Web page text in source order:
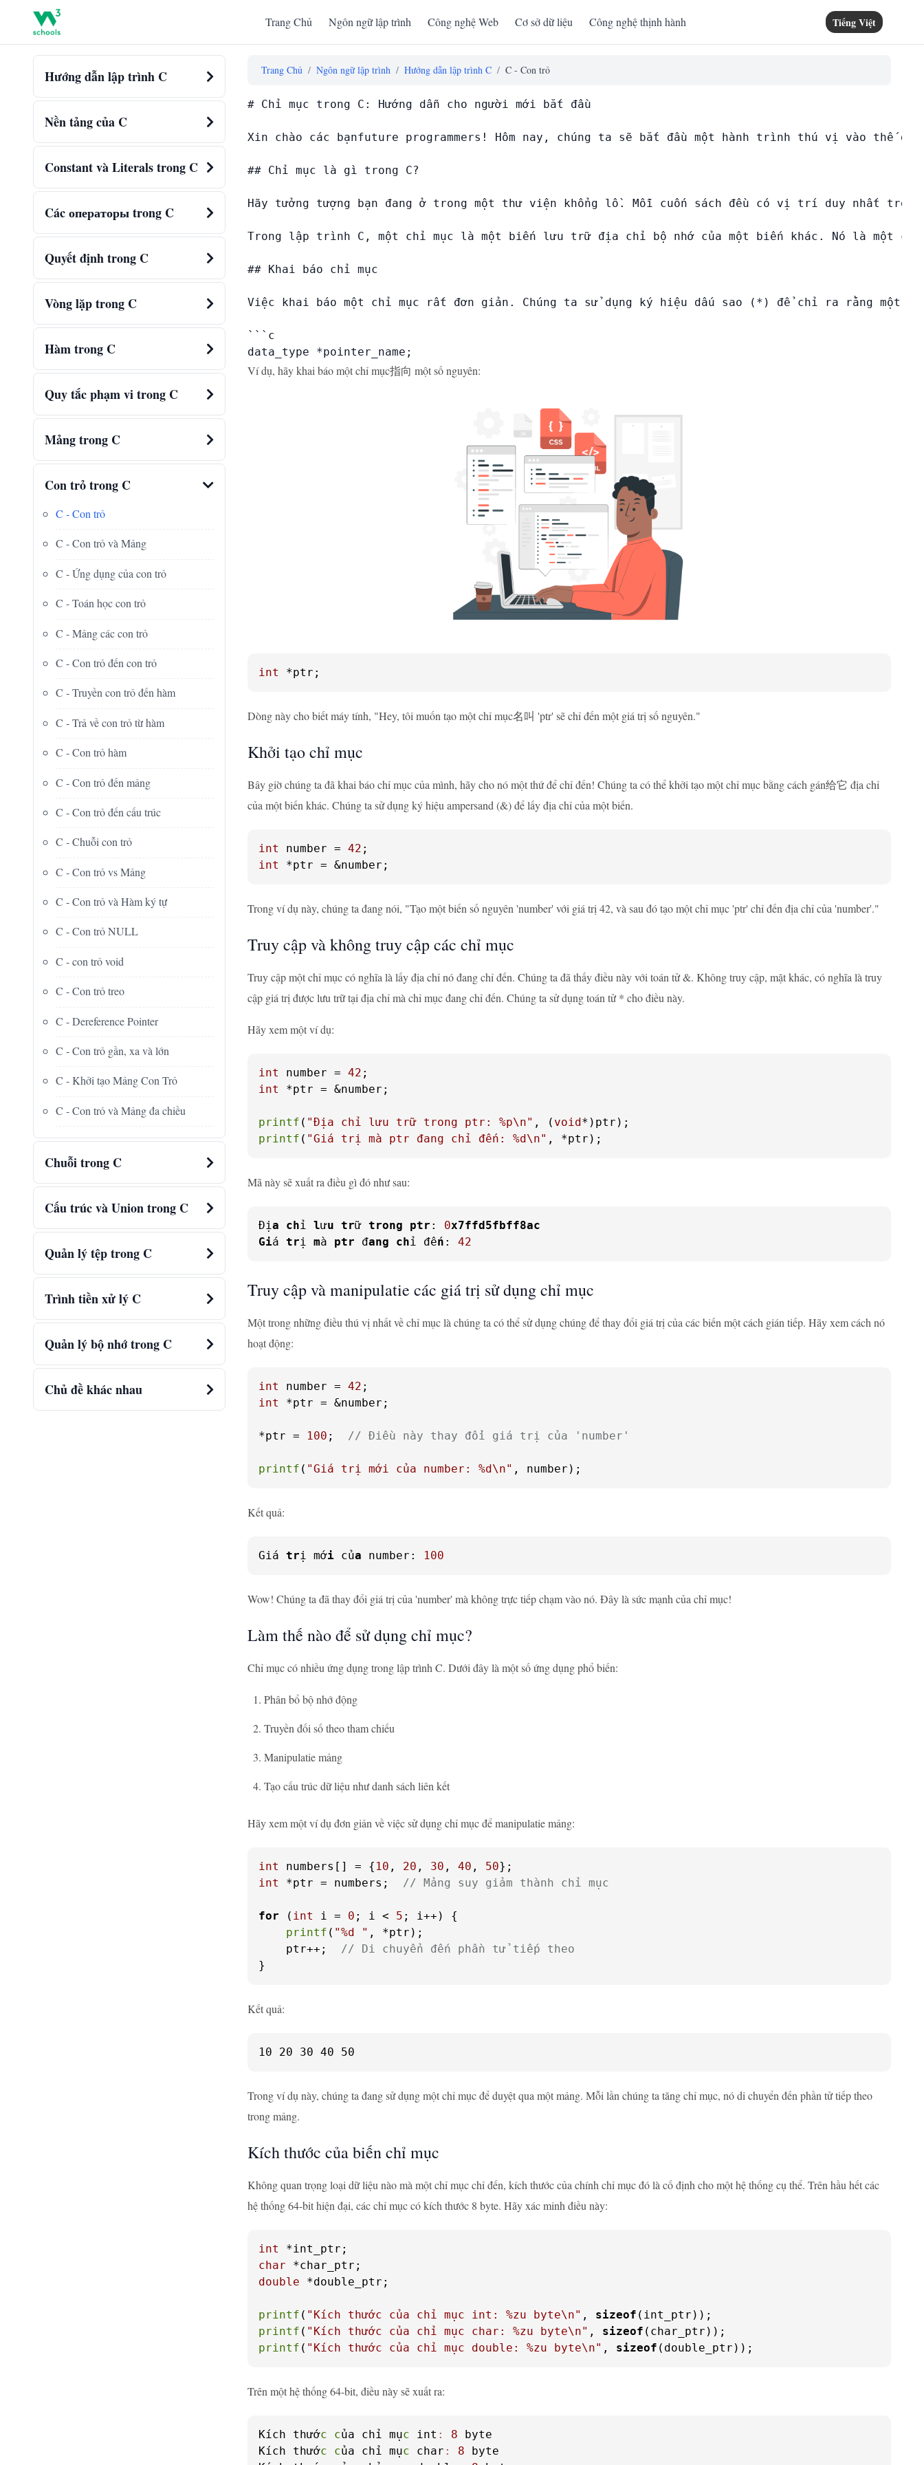
Trang Chủ Ngôn ngữ lập trình Công nghệ Web Cơ sở dữ liệu Công nghệ thịnh hành Tiếng Việt
Hướng dẫn lập trình C
Nền tảng của C
Constant và Literals trong C
Các операторы trong C
Quyết định trong C
Vòng lặp trong C
Hàm trong C
Quy tắc phạm vi trong C
Mảng trong C
Con trỏ trong C
C - Con trỏ
C - Con trỏ và Mảng
C - Ứng dụng của con trỏ
C - Toán học con trỏ
C - Mảng các con trỏ
C - Con trỏ đến con trỏ
C - Truyền con trỏ đến hàm
C - Trả về con trỏ từ hàm
C - Con trỏ hàm
C - Con trỏ đến mảng
C - Con trỏ đến cấu trúc
C - Chuỗi con trỏ
C - Con trỏ vs Mảng
C - Con trỏ và Hàm ký tự
C - Con trỏ NULL
C - con trỏ void
C - Con trỏ treo
C - Dereference Pointer
C - Con trỏ gần, xa và lớn
C - Khởi tạo Mảng Con Trỏ
C - Con trỏ và Mảng đa chiều
Chuỗi trong C
Cấu trúc và Union trong C
Quản lý tệp trong C
Trình tiền xử lý C
Quản lý bộ nhớ trong C
Chủ đề khác nhau
Trang Chủ / Ngôn ngữ lập trình / Hướng dẫn lập trình C / C - Con trỏ
# Chỉ mục trong C: Hướng dẫn cho người mới bắt đầu
Xin chào các bạnfuture programmers! Hôm nay, chúng ta sẽ bắt đầu một hành trình thú vị vào thế
## Chỉ mục là gì trong C?
Hãy tưởng tượng bạn đang ở trong một thư viện khổng lồ. Mỗi cuốn sách đều có vị trí duy nhất
Trong lập trình C, một chỉ mục là một biến lưu trữ địa chỉ bộ nhớ của một biến khác. Nó là một
## Khai báo chỉ mục
Việc khai báo một chỉ mục rất đơn giản. Chúng ta sử dụng ký hiệu dấu sao (*) để chỉ ra rằng một
```c
data_type *pointer_name;
Ví dụ, hãy khai báo một chỉ mục指向 một số nguyên:
int *ptr;
Dòng này cho biết máy tính, "Hey, tôi muốn tạo một chỉ mục名叫 'ptr' sẽ chỉ đến một giá trị số nguyên."
Khởi tạo chỉ mục
Bây giờ chúng ta đã khai báo chỉ mục của mình, hãy cho nó một thứ để chỉ đến! Chúng ta có thể khởi tạo một chỉ mục bằng cách gán给它 địa chỉ
của một biến khác. Chúng ta sử dụng ký hiệu ampersand (&) để lấy địa chỉ của một biến.
int number = 42
int
*ptr = &number;
Trong ví dụ này, chúng ta đang nói, "Tạo một biến số nguyên 'number' với giá trị 42, và sau đó tạo một chỉ mục 'ptr' chỉ đến địa chỉ của 'number'."
Truy cập và không truy cập các chỉ mục
Truy cập một chỉ mục có nghĩa là lấy địa chỉ nó đang chỉ đến. Chúng ta đã thấy điều này với toán tử &. Không truy cập, mặt khác, có nghĩa là truy
cập giá trị được lưu trữ tại địa chỉ mà chỉ mục đang chỉ đến. Chúng ta sử dụng toán tử * cho điều này.
Hãy xem một ví dụ:
int number = 42
int
*ptr = &number;
printf ( "Địa chỉ lưu trữ trong ptr: %p\n" , ( void
printf ( "Giá trị mà ptr đang chỉ đến: %d\n" , *ptr);
Mã này sẽ xuất ra điều gì đó như sau:
Địa chỉ lưu trữ trong ptr : 0x7ffd5fbff8ac
Giá trị mà ptr đang chỉ đến : 42
Truy cập và manipulatie các giá trị sử dụng chỉ mục
Một trong những điều thú vị nhất về chỉ mục là chúng ta có thể sử dụng chúng để thay đổi giá trị của các biến một cách gián tiếp. Hãy xem cách nó
hoạt động:
int number = 42
int
*ptr = &number;
*ptr = 100 ; // Điều này thay đổi giá trị của 'number'
printf ( "Giá trị mới của number: %d\n" , number);
Kết quả:
Giá trị mới của number: 100
Wow! Chúng ta đã thay đổi giá trị của 'number' mà không trực tiếp chạm vào nó. Đây là sức mạnh của chỉ mục!
Làm thế nào để sử dụng chỉ mục?
Chỉ mục có nhiều ứng dụng trong lập trình C. Dưới đây là một số ứng dụng phổ biến:
Phân bổ bộ nhớ động
Truyền đối số theo tham chiếu
Manipulatie mảng
Tạo cấu trúc dữ liệu như danh sách liên kết
Hãy xem một ví dụ đơn giản về việc sử dụng chỉ mục để manipulatie mảng:
int numbers[] = { 10 , 20 , 30 , 40 , 50
int
*ptr = numbers; // Mảng suy giảm thành chỉ mục
for ( int i = 0 ; i < 5 ; i++) {
printf ( "%d " , *ptr);
    ptr++;
// Di chuyển đến phần tử tiếp theo
}
Kết quả:
10 20 30 40 50
Trong ví dụ này, chúng ta đang sử dụng một chỉ mục để duyệt qua một mảng. Mỗi lần chúng ta tăng chỉ mục, nó di chuyển đến phần tử tiếp theo
trong mảng.
Kích thước của biến chỉ mục
Không quan trọng loại dữ liệu nào mà một chỉ mục chỉ đến, kích thước của chính chỉ mục đó là cố định cho một hệ thống cụ thể. Trên hầu hết các
hệ thống 64-bit hiện đại, các chỉ mục có kích thước 8 byte. Hãy xác minh điều này:
int
char
double *double_ptr;
printf ( "Kích thước của chỉ mục int: %zu byte\n" , sizeof
printf ( "Kích thước của chỉ mục char: %zu byte\n" , sizeof
printf ( "Kích thước của chỉ mục double: %zu byte\n" , sizeof (double_ptr));
Trên một hệ thống 64-bit, điều này sẽ xuất ra:
Kích thước của chỉ mục int : 8 byte
Kích thước của chỉ mục char : 8 byte